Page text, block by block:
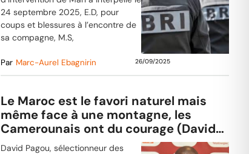
24 septembre 2025, E.D, pour
coups et blessures à l’encontre de
sa compagne, M.S,
Par Marc-Aurel Ebagnirin 26/09/2025
Le Maroc est le favori naturel mais
même face à une montagne, les
Camerounais ont du courage (David
Pagou)
David Pagou, sélectionneur des